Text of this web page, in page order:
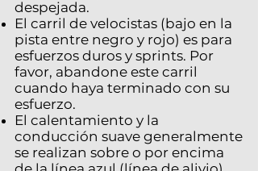
despejada.
El carril de velocistas (bajo en la
pista entre negro y rojo) es para
esfuerzos duros y sprints. Por
favor, abandone este carril
cuando haya terminado con su
esfuerzo.
El calentamiento y la
conducción suave generalmente
se realizan sobre o por encima